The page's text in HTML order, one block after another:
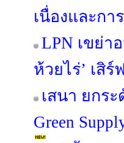
เนื่องและกา
LPN เขย่า
ห้วยไร่’ เสิ
เสนา ยกร
Green